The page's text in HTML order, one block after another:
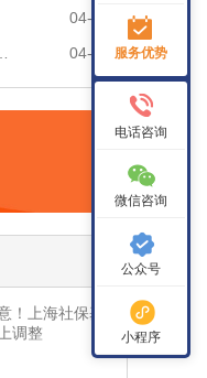
04-28
04-28
！上海社保基
调整
服务优势
电话咨询
微信咨询
公众号
小程序